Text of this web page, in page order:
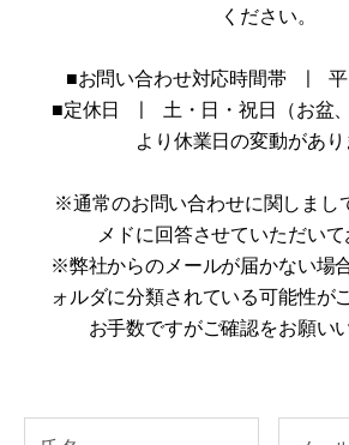
ください。
■お問い合わせ対応時間帯 | 平
■定休日 | 土・日・祝日（お盆
より休業日の変動があり
※通常のお問い合わせに関しまし
メドに回答させていただいて
※弊社からのメールが届かない場
ォルダに分類されている可能性が
お手数ですがご確認をお願い